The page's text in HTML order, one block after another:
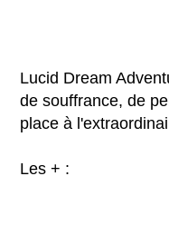
Lucid Dream
de souffrance, de
place à
Les + :